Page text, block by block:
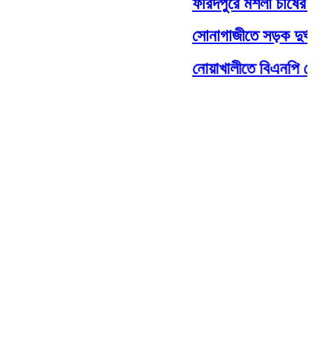
সোনাগাজীতে সড়ক
নোয়াখালীতে বিএনপি